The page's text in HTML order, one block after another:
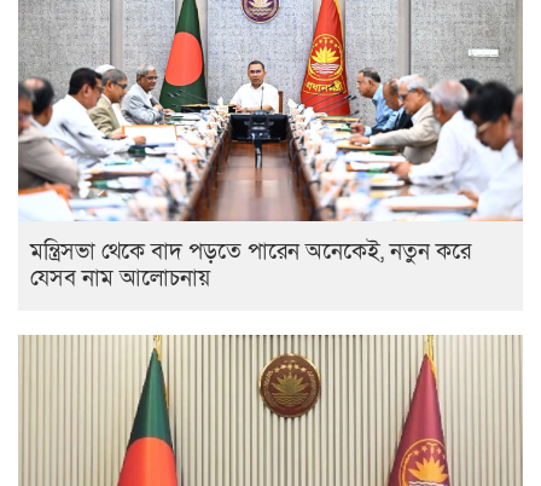
মন্ত্রিসভা থেকে বাদ পড়তে পারেন অনেকেই, নতুন করে
যেসব নাম আলোচনায়